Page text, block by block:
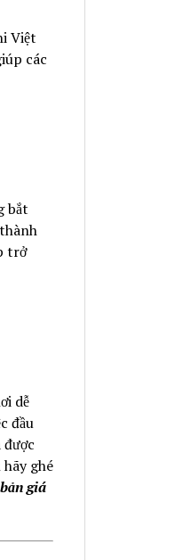
Việt
các
bắt
trở
dễ
đầu
ghé
giá